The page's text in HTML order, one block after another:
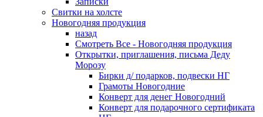
Свитки на холсте
Новогодняя продукция
назад
Смотреть Все - Новогодняя продукция
Открытки, приглашения, письма Деду
Морозу
Бирки д/ подарков, подвески НГ
Грамоты Новогодние
Конверт для денег Новогодний
Конверт для подарочного сертификата